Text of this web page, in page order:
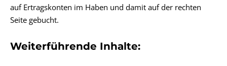
auf Ertragskonten im Haben und damit auf der rechten
Seite gebucht.
Weiterführende Inhalte: